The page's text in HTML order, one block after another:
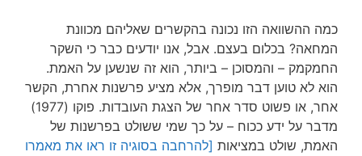
כמה ההשוואה הזו נכונה בהקשרים שאליהם מכוונת
המחאה? בכלום בעצם. אבל, אנו יודעים כבר כי השקר
החמקמק – והמסוכן – ביותר, הוא זה שנשען על האמת.
הוא לא טוען דבר מופרך, אלא מציע פרשנות אחרת, הקשר
אחר, או פשוט סדר אחר של הצגת העובדות. פוקו (1977)
מדבר על ידע ככוח – על כך שמי ששולט בפרשנות של
האמת, שולט במציאות [להרחבה בסוגיה זו ראו את מאמרו